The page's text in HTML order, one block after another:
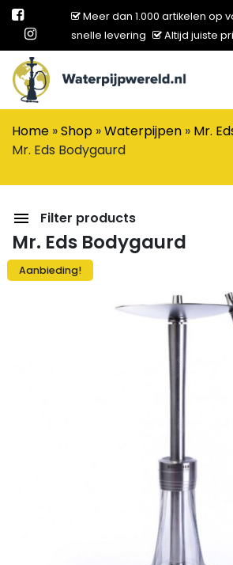
Meer dan 1.000 artikelen op
snelle levering
Altijd juiste
Main Navigation
Home »Shop »Waterpijpen » Mr.
Mr. Eds Bodygaurd
Filter products
Mr. Eds Bodygaurd
Aanbieding!